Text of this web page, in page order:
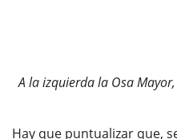
A la izquierda la Osa
Hay que puntualizar que,